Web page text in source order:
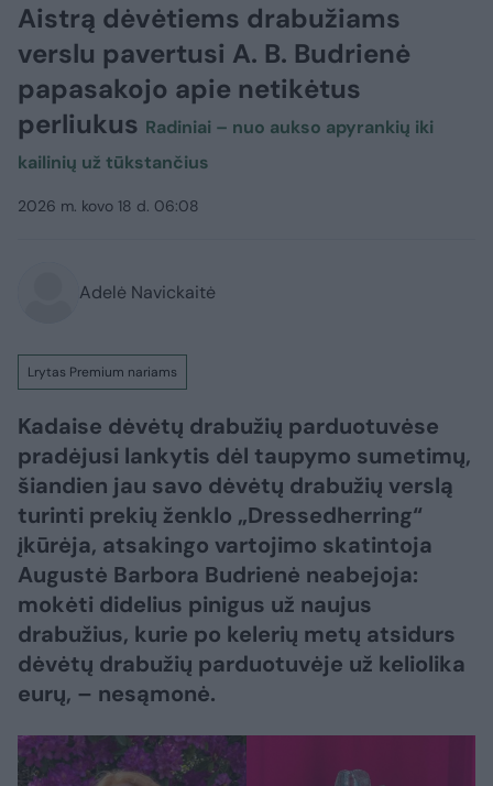
Aistrą dėvėtiems drabužiams
verslu pavertusi A. B. Budrienė
papasakojo apie netikėtus
perliukus Radiniai – nuo aukso apyrankių iki
kailinių už tūkstančius
2026 m. kovo 18 d. 06:08
Adelė Navickaitė
Lrytas Premium nariams
Kadaise dėvėtų drabužių parduotuvėse
pradėjusi lankytis dėl taupymo sumetimų,
šiandien jau savo dėvėtų drabužių verslą
turinti prekių ženklo „Dressedherring“
įkūrėja, atsakingo vartojimo skatintoja
Augustė Barbora Budrienė neabejoja:
mokėti didelius pinigus už naujus
drabužius, kurie po kelerių metų atsidurs
dėvėtų drabužių parduotuvėje už keliolika
eurų, – nesąmonė.